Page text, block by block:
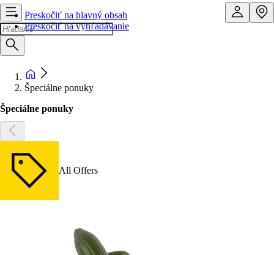
Preskočiť na hlavný obsah
Preskočiť na vyhľadávanie
Špeciálne ponuky
Špeciálne ponuky
All Offers